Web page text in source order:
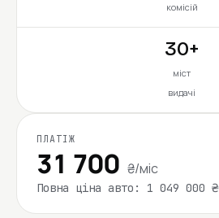
комісій
30+
міст
видачі
ПЛАТІЖ
31 700 ₴/міс
Повна ціна авто: 1 049 000 ₴